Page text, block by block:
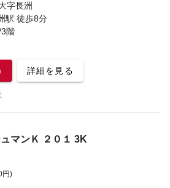
字長洲
駅 徒歩8分
階
詳細を見る
ュマンＫ ２０１ 3K
円)